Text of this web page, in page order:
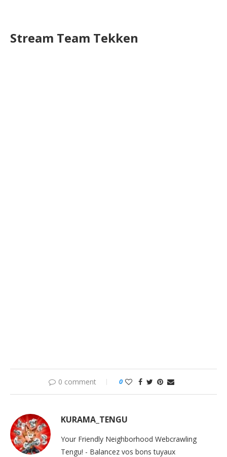
Stream Team Tekken
0 comment 0
KURAMA_TENGU
Your Friendly Neighborhood Webcrawling
Tengu! - Balancez vos bons tuyaux